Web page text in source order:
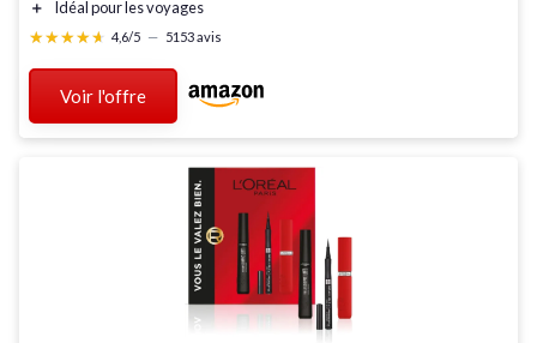
＋
Idéal pour les voyages
★★★★★
★★★★★ 4,6/5 — 5153 avis
Voir l'offre